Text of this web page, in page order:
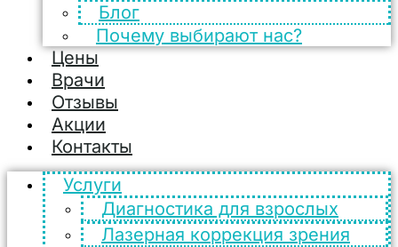
Блог
Почему выбирают нас?
Цены
Врачи
Отзывы
Акции
Контакты
Услуги
Диагностика для взрослых
Лазерная коррекция зрения